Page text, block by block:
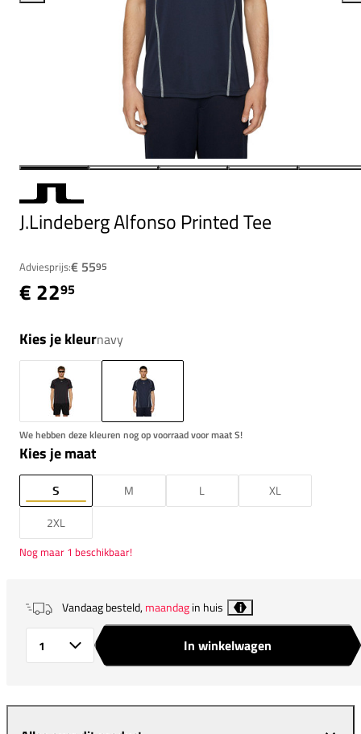
J.Lindeberg Alfonso Printed Tee
Adviesprijs:€ 5595
€ 2295
Kies je kleurnavy
We hebben deze kleuren nog op voorraad voor maat S!
Kies je maat
S M L
XL
2XL
Nog maar 1 beschikbaar!
Vandaag besteld,maandagin huis i
In winkelwagen